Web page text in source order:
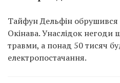
Тайфун Дельфін
Окінава. Унаслідок
травми, а понад 50 тисяч
електропостачання.